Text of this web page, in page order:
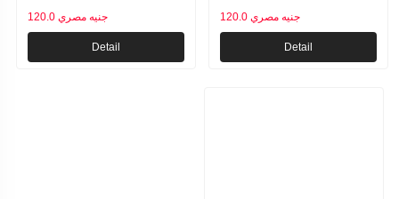
120.0 جنيه مصري
Detail
120.0 جنيه مصري
Detail